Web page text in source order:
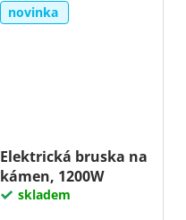
novinka
Elektrická bruska na
kámen, 1200W
skladem